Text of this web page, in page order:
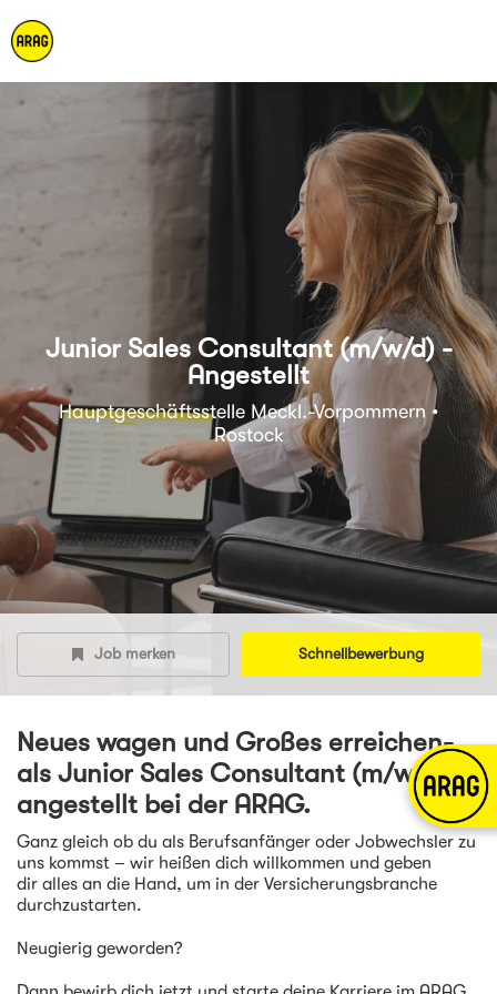
Junior Sales Consultant (m/w/d) -
Angestellt
Hauptgeschäftsstelle Meckl.-Vorpommern •
Rostock
Job merken Schnellbewerbung
Neues wagen und Großes erreichen-
als Junior Sales Consultant (m/w/d) -
angestellt bei der ARAG.
Ganz gleich ob du als Berufsanfänger oder Jobwechsler zu
uns kommst – wir heißen dich willkommen und geben
dir alles an die Hand, um in der Versicherungsbranche
durchzustarten.
Neugierig geworden?